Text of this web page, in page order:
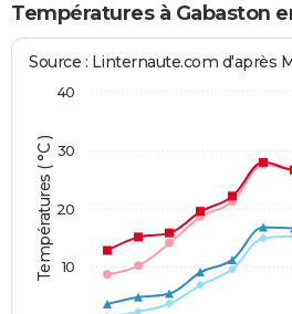
Températures à Gabaston
Températures ( °C )
Source : Linternaute.com d'après
10
20
30
40